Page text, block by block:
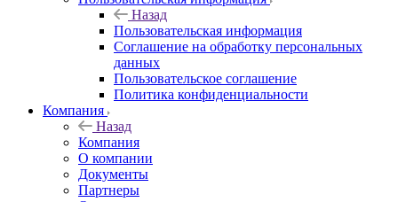
Назад
Пользовательская информация
Соглашение на обработку персональных
данных
Пользовательское соглашение
Политика конфиденциальности
Компания
Назад
Компания
О компании
Документы
Партнеры